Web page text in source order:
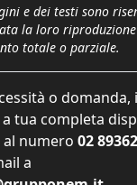
e dei testi sono
la loro
totale o parziale.
o
tua completa
numero 02
a